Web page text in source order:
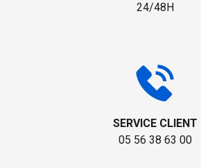
24/48H
SERVICE CLIENT
05 56 38 63 00